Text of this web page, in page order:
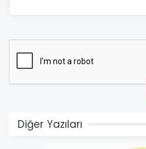
Diğer Yazıları